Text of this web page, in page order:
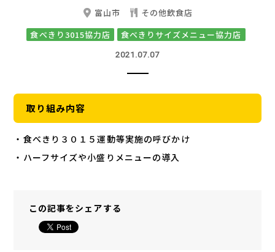
富山市
その他飲食店
食べきり3015協力店
食べきりサイズメニュー協力店
2021.07.07
取り組み内容
・食べきり３０１５運動等実施の呼びかけ
・ハーフサイズや小盛りメニューの導入
この記事をシェアする